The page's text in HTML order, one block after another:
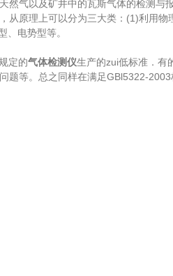
气以及矿井中的瓦斯气体的检测
原理上可以分为三大类：(1)利用
电势型等。
定的气体检测仪生产的zui低标准．有
等。总之同样在满足GBl5322-